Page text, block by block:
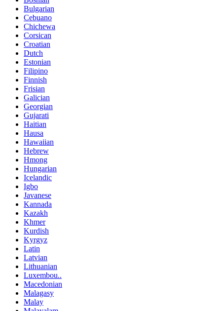
Bulgarian
Cebuano
Chichewa
Corsican
Croatian
Dutch
Estonian
Filipino
Finnish
Frisian
Galician
Georgian
Gujarati
Haitian
Hausa
Hawaiian
Hebrew
Hmong
Hungarian
Icelandic
Igbo
Javanese
Kannada
Kazakh
Khmer
Kurdish
Kyrgyz
Latin
Latvian
Lithuanian
Luxembou..
Macedonian
Malagasy
Malay